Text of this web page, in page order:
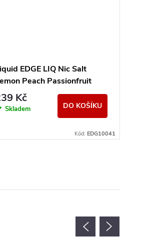
EDGE LIQ Nic Salt
Peach Passionfruit
- 15mg
Kč
Skladem DO KOŠÍKU
Kód: EDG10041